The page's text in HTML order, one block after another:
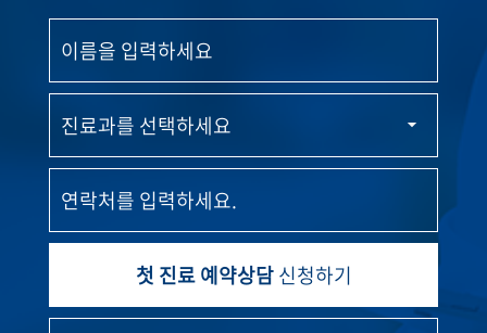
첫 진료 예약상담신청하기